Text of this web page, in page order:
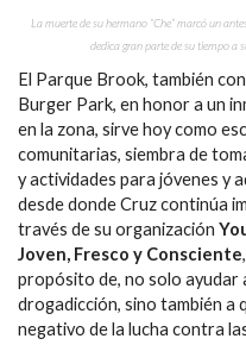
La muerte de su hermano “Che” marcó un
dedica gran parte de su tiempo a
El Parque Brook, también
Burger Park, en honor a un
en la zona, sirve hoy como
comunitarias, siembra de
y actividades para jóvenes y
desde donde Cruz continúa
través de su organización
Joven, Fresco y Consciente
propósito de, no solo ayudar
drogadicción, sino también a
negativo de la lucha contra